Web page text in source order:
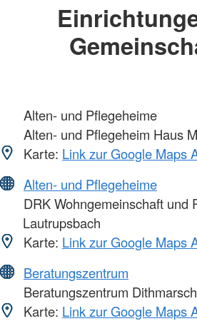
Alten- und Pflegeheime
Alten- und Pflegeheim Haus
Karte: Link zur Google Maps
Alten- und Pflegeheime
DRK Wohngemeinschaft und
Lautrupsbach
Karte: Link zur Google Maps
Beratungszentrum
Beratungszentrum
Karte: Link zur Google Maps